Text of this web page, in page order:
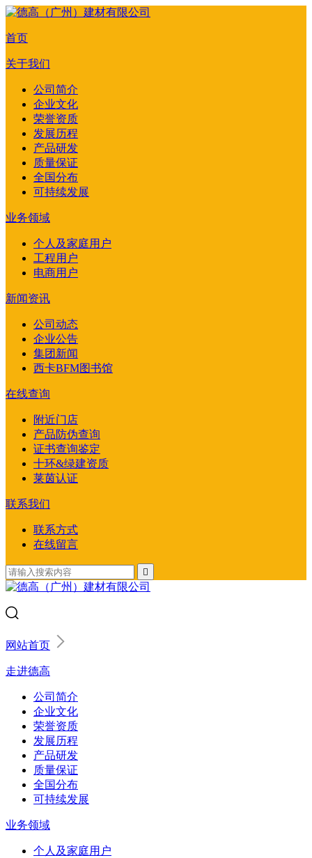
首页
关于我们
公司简介
企业文化
荣誉资质
发展历程
产品研发
质量保证
全国分布
可持续发展
业务领域
个人及家庭用户
工程用户
电商用户
新闻资讯
公司动态
企业公告
集团新闻
西卡BFM图书馆
在线查询
附近门店
产品防伪查询
证书查询鉴定
十环&绿建资质
莱茵认证
联系我们
联系方式
在线留言

网站首页
走进德高
公司简介
企业文化
荣誉资质
发展历程
产品研发
质量保证
全国分布
可持续发展
业务领域
个人及家庭用户